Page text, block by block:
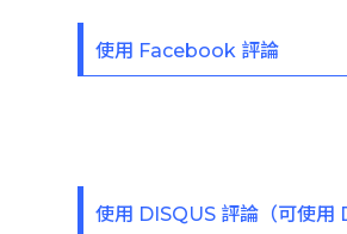
使用 Facebook 評論
使用 DISQUS 評論（可使